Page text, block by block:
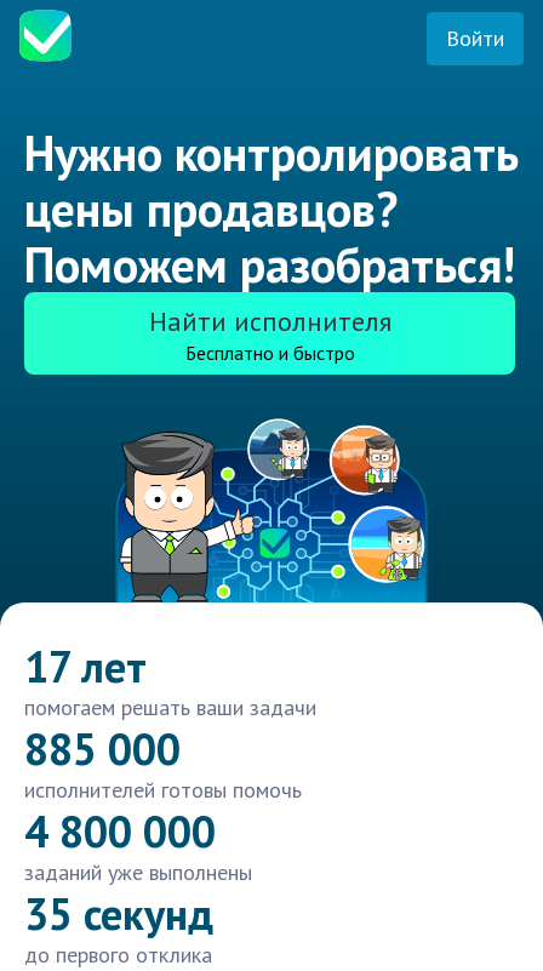
Войти
Нужно контролировать
цены продавцов?
Поможем разобраться!
Найти исполнителя
Бесплатно и быстро
17 лет
помогаем решать ваши задачи
885 000
исполнителей готовы помочь
4 800 000
заданий уже выполнены
35 секунд
до первого отклика